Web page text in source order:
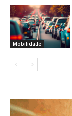
Mobilidade